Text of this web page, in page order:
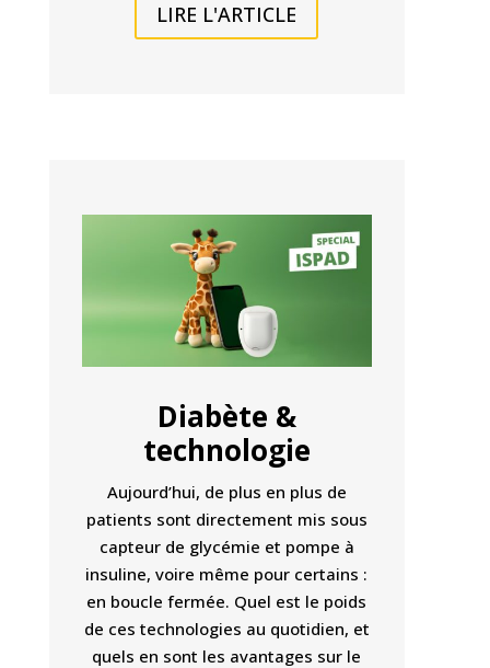
LIRE L'ARTICLE
Diabète &
technologie
Aujourd’hui, de plus en plus de
patients sont directement mis sous
capteur de glycémie et pompe à
insuline, voire même pour certains :
en boucle fermée. Quel est le poids
de ces technologies au quotidien, et
quels en sont les avantages sur le